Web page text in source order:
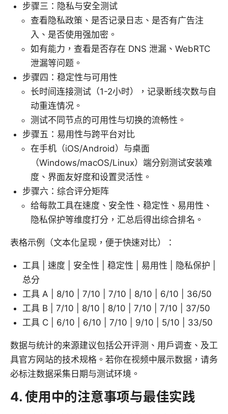
步骤三：隐私与安全测试
查看隐私政策、是否记录日志、是否有广告注
入、是否使用强加密。
如有能力，查看是否存在 DNS 泄漏、WebRTC
泄漏等问题。
步骤四：稳定性与可用性
长时间连接测试（1-2小时），记录断线次数与自
动重连情况。
测试不同节点的可用性与切换的流畅性。
步骤五：易用性与跨平台对比
在手机（iOS/Android）与桌面
（Windows/macOS/Linux）端分别测试安装难
度、界面友好度和设置灵活性。
步骤六：综合评分矩阵
给每款工具在速度、安全性、稳定性、易用性、
隐私保护等维度打分，汇总后得出综合排名。
表格示例（文本化呈现，便于快速对比）：
工具 | 速度 | 安全性 | 稳定性 | 易用性 | 隐私保护 |
总分
工具 A | 8/10 | 7/10 | 7/10 | 8/10 | 6/10 | 36/50
工具 B | 7/10 | 8/10 | 8/10 | 7/10 | 7/10 | 37/50
工具 C | 6/10 | 6/10 | 7/10 | 9/10 | 5/10 | 33/50
数据与统计的来源建议包括公开评测、用户调查、及工
具官方网站的技术规格。若你在视频中展示数据，请务
必标注数据采集日期与测试环境。
4. 使用中的注意事项与最佳实践